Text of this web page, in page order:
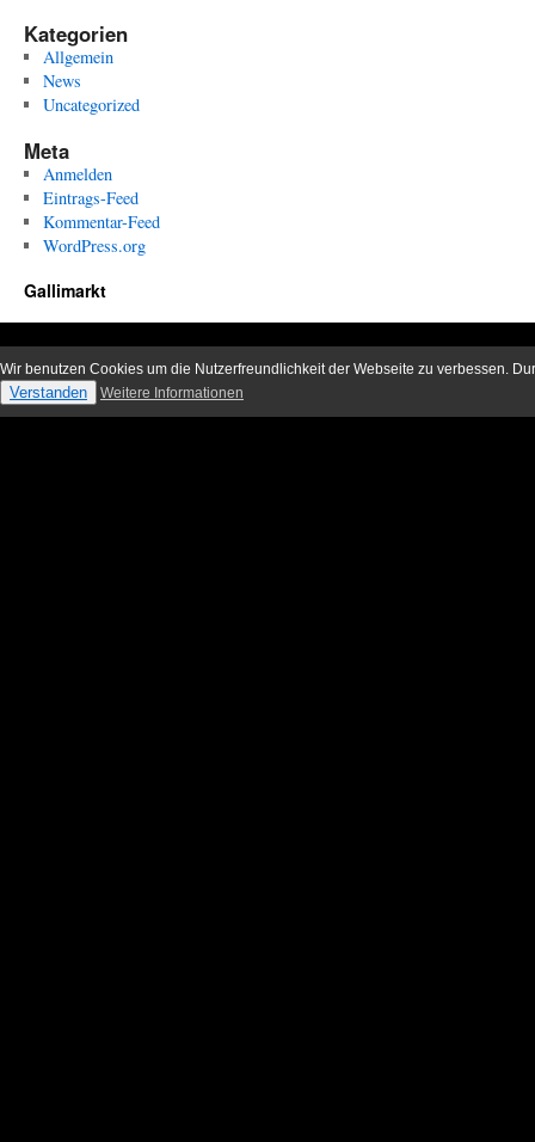
Kategorien
Allgemein
News
Uncategorized
Meta
Anmelden
Eintrags-Feed
Kommentar-Feed
WordPress.org
Gallimarkt
Wir benutzen Cookies um die Nutzerfreundlichkeit der Webseite zu verbessen.
Verstanden Weitere Informationen